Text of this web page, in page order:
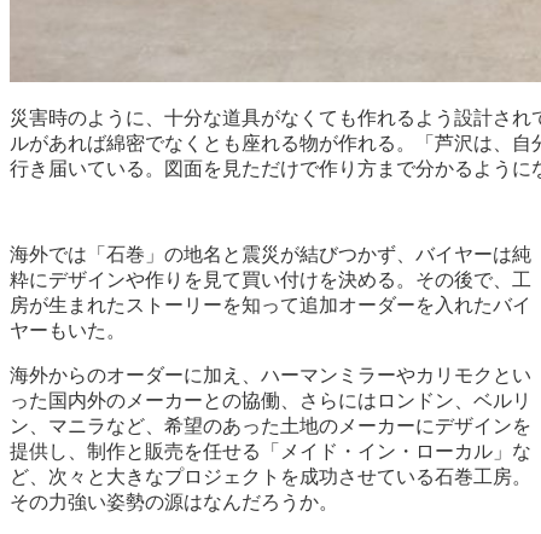
災害時のように、十分な道具がなくても作れるよう設計さ
ルがあれば綿密でなくとも座れる物が作れる。「芦沢は、
行き届いている。図面を見ただけで作り方まで分かるように
海外では「石巻」の地名と震災が結びつかず、バイヤーは純
粋にデザインや作りを見て買い付けを決める。その後で、工
房が生まれたストーリーを知って追加オーダーを入れたバイ
ヤーもいた。
海外からのオーダーに加え、ハーマンミラーやカリモクとい
った国内外のメーカーとの協働、さらにはロンドン、ベルリ
ン、マニラなど、希望のあった土地のメーカーにデザインを
提供し、制作と販売を任せる「メイド・イン・ローカル」な
ど、次々と大きなプロジェクトを成功させている石巻工房。
その力強い姿勢の源はなんだろうか。